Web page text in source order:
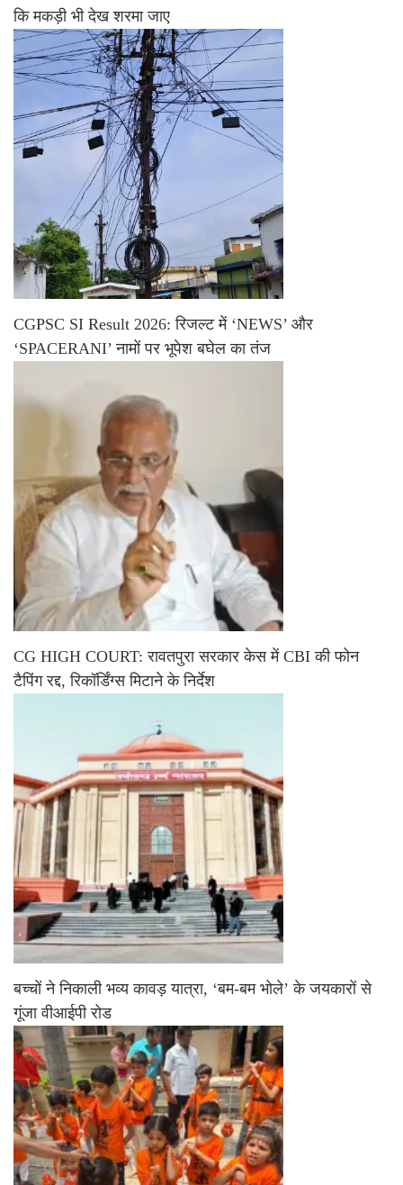
कि मकड़ी भी देख शरमा जाए
CGPSC SI Result 2026: रिजल्ट में ‘NEWS’ और
‘SPACERANI’ नामों पर भूपेश बघेल का तंज
CG HIGH COURT: रावतपुरा सरकार केस में CBI की फोन
टैपिंग रद्द, रिकॉर्डिंग्स मिटाने के निर्देश
बच्चों ने निकाली भव्य कावड़ यात्रा, ‘बम-बम भोले’ के जयकारों से
गूंजा वीआईपी रोड